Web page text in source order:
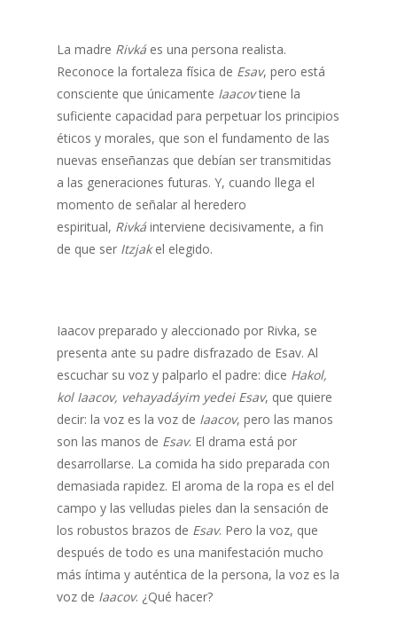
La madre Rivkáes una persona realista.
Reconoce la fortaleza física de Esav, pero está
consciente que únicamente Iaacovtiene la
suficiente capacidad para perpetuar los principios
éticos y morales, que son el fundamento de las
nuevas enseñanzas que debían ser transmitidas
a las generaciones futuras. Y, cuando llega el
momento de señalar al heredero
espiritual, Rivkáinterviene decisivamente, a fin
de que ser Itzjakel elegido.
Iaacov preparado y aleccionado por Rivka, se
presenta ante su padre disfrazado de Esav. Al
escuchar su voz y palparlo el padre: dice Hakol,
kol Iaacov, vehayadáyim yedei Esav, que quiere
decir: la voz es la voz de Iaacov, pero las manos
son las manos de Esav. El drama está por
desarrollarse. La comida ha sido preparada con
demasiada rapidez. El aroma de la ropa es el del
campo y las velludas pieles dan la sensación de
los robustos brazos de Esav. Pero la voz, que
después de todo es una manifestación mucho
más íntima y auténtica de la persona, la voz es la
voz de Iaacov. ¿Qué hacer?